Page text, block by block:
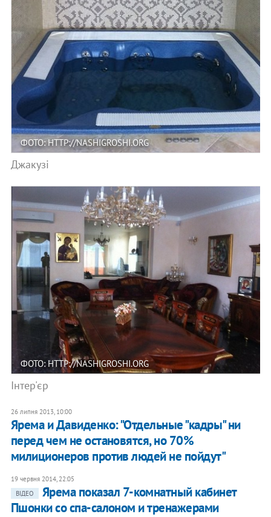
ФОТО: HTTP://NASHIGROSHI.ORG
Джакузі
ФОТО: HTTP://NASHIGROSHI.ORG
Інтер'єр
26 липня 2013, 10:00
Ярема и Давиденко: "Отдельные "кадры" ни
перед чем не остановятся, но 70%
милиционеров против людей не пойдут"
19 червня 2014, 22:05
ВІДЕО
Ярема показал 7-комнатный кабинет
Пшонки со спа-салоном и тренажерами